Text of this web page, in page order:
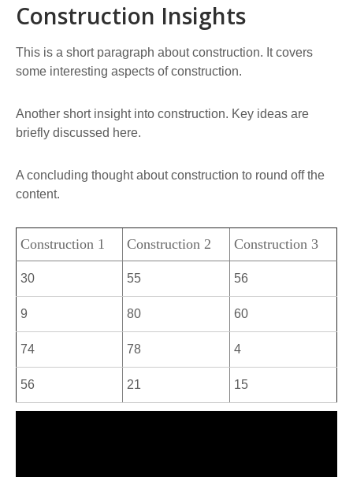
Construction Insights
This is a short paragraph about construction. It covers
some interesting aspects of construction.
Another short insight into construction. Key ideas are
briefly discussed here.
A concluding thought about construction to round off the
content.
Construction 1 Construction 2 Construction 3
30 55 56
9 80 60
74 78 4
56 21 15